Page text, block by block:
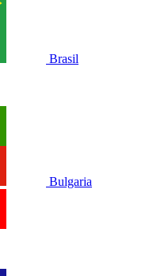
Brasil
Bulgaria